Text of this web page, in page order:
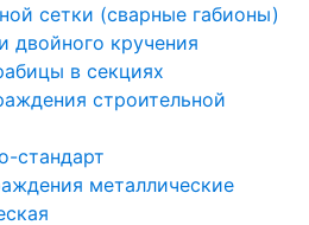
сетки (сварные габионы)
двойного кручения
в секциях
строительной
стандарт
металлические